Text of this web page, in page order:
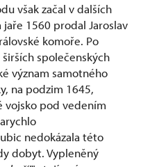
však začal v dalších
1560 prodal Jaroslav
komoře. Po
společenských
význam samotného
na podzim 1645,
vojsko pod vedením
nedokázala této
dobyt. Vypleněný